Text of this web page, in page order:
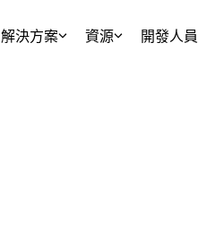
解決方案 資源 開發人員